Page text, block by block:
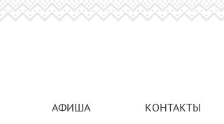
АФИША КОНТАКТЫ